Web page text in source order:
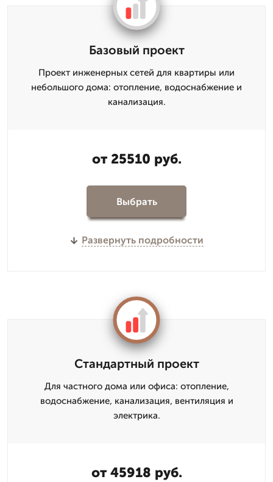
Базовый проект
Проект инженерных сетей для квартиры или
небольшого дома: отопление, водоснабжение и
канализация.
от 25510 руб.
Выбрать
Развернуть подробности
Стандартный проект
Для частного дома или офиса: отопление,
водоснабжение, канализация, вентиляция и
электрика.
от 45918 руб.